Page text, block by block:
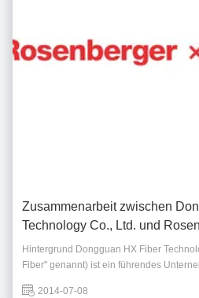
Zusammenarbeit zwischen
Technology Co., Ltd. und
Hintergrund Dongguan HX Fiber
Fiber" genannt) ist ein führendes
2014-07-08